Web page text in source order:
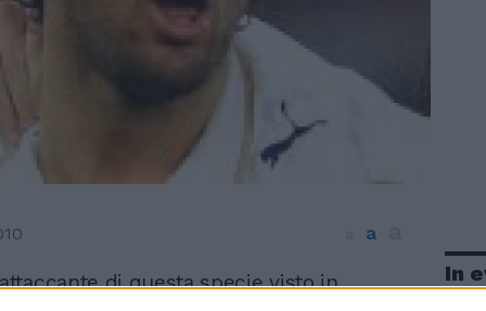
a
di questa specie visto in
In